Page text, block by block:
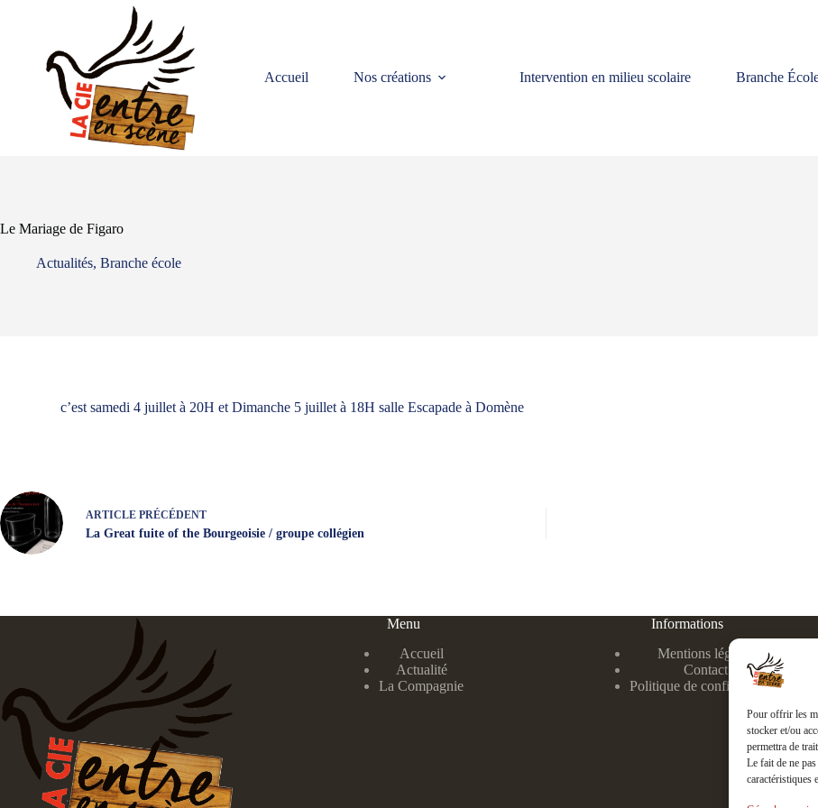
Pour offrir les
stocker et/ou
permettra de
Le fait de ne
caractéristiques
Accueil Nos créations Intervention en milieu scolaire Branche
Le Mariage de Figaro
Actualités, Branche école
c’est samedi 4 juillet à 20H et Dimanche 5 juillet à 18H salle Escapade à Domène
ARTICLE PRÉCÉDENT
La Great fuite of the Bourgeoisie / groupe collégien
Menu
Accueil
Actualité
La Compagnie
Informations
Mentions légales
Contact
Politique de confidentialité